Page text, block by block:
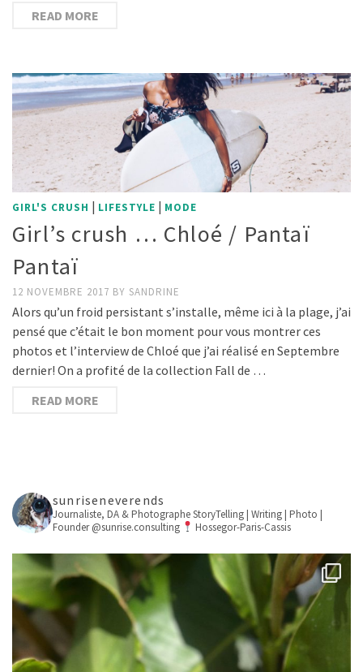
READ MORE
GIRL'S CRUSH | LIFESTYLE | MODE
Girl’s crush … Chloé / Pantaï
Pantaï
12 NOVEMBRE 2017 BY SANDRINE
Alors qu’un froid persistant s’installe, même ici à la plage, j’ai
pensé que c’était le bon moment pour vous montrer ces
photos et l’interview de Chloé que j’ai réalisé en Septembre
dernier! On a profité de la collection Fall de …
READ MORE
sunriseneverends
Journaliste, DA & PhotographeStoryTelling | Writing | Photo |
Founder @sunrise.consulting
Hossegor-Paris-Cassis